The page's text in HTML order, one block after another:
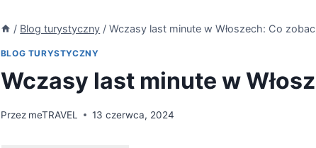
/ Blog turystyczny / Wczasy last minute w Włoszech: Co
BLOG TURYSTYCZNY
Wczasy last minute w
Przez meTRAVEL 13 czerwca, 2024